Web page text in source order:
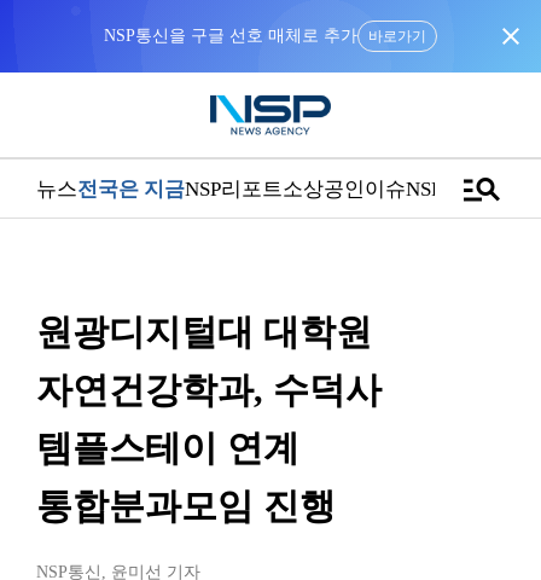
NSP통신을 구글 선호 매체로 추가 바로가기 close
뉴스전국은 지금NSP리포트소상공인이슈NSPTVmanage_search
원광디지털대 대학원
자연건강학과, 수덕사
템플스테이 연계
통합분과모임 진행
NSP통신 , 윤미선 기자